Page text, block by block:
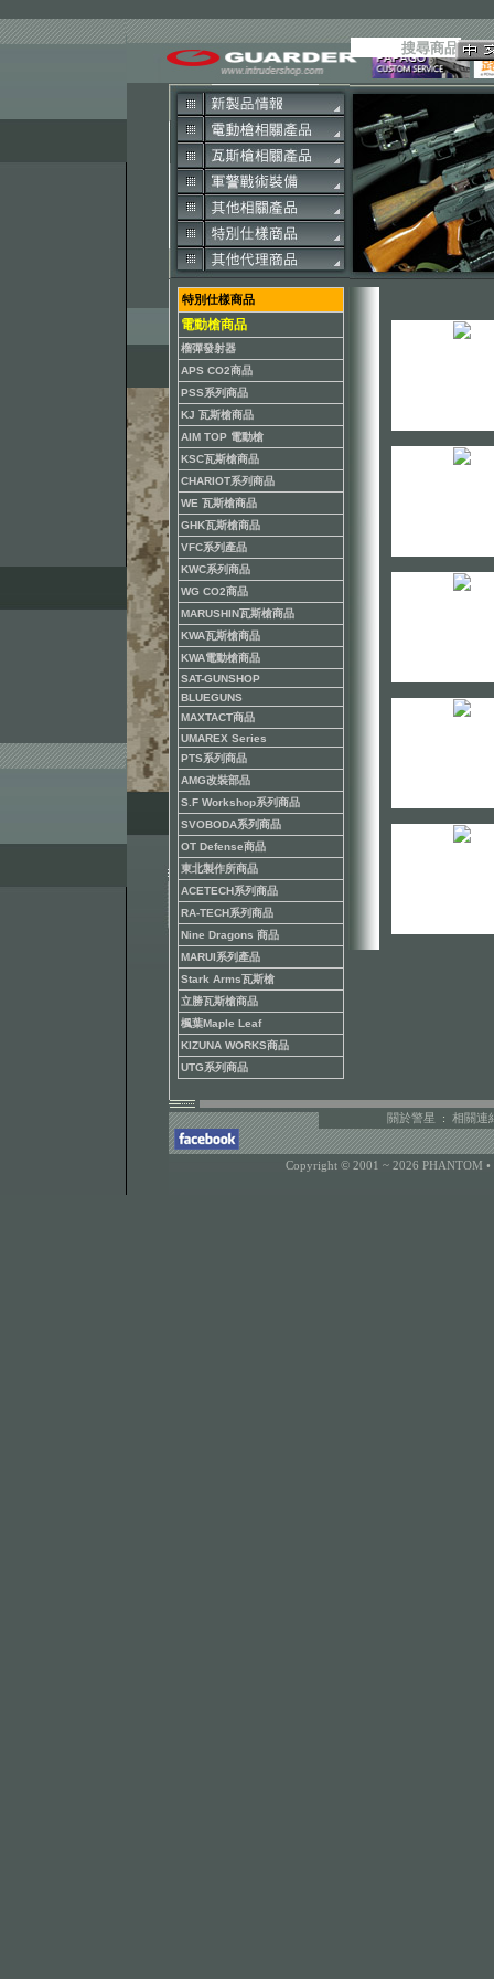
特別仕樣商品
電動槍商品
榴彈發射器
APS CO2商品
PSS系列商品
KJ 瓦斯槍商品
AIM TOP 電動槍
KSC瓦斯槍商品
CHARIOT系列商品
WE 瓦斯槍商品
GHK瓦斯槍商品
VFC系列產品
KWC系列商品
WG CO2商品
MARUSHIN瓦斯槍商品
KWA瓦斯槍商品
KWA電動槍商品
SAT-GUNSHOP
BLUEGUNS
MAXTACT商品
UMAREX Series
PTS系列商品
AMG改裝部品
S.F Workshop系列商品
SVOBODA系列商品
OT Defense商品
東北製作所商品
ACETECH系列商品
RA-TECH系列商品
Nine Dragons 商品
MARUI系列產品
Stark Arms瓦斯槍
立勝瓦斯槍商品
楓葉Maple Leaf
KIZUNA WORKS商品
UTG系列商品
關於警星 : 相關連
Copyright © 2001 ~ 2026 PHANTOM •